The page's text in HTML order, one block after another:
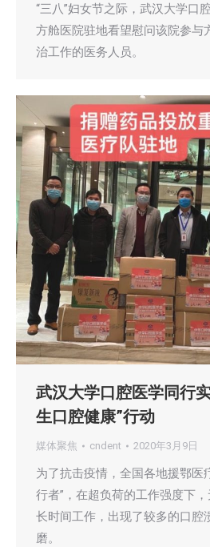
“三八”妇女节之际，武汉大学口
方舱医院驻地看望慰问该院参与
治工作的医务人员。
武汉大学口腔医学同行
生口腔健康”行动
媒体聚焦 cndent 2020年3月9日
为了抗击疫情，全国各地援鄂医
行者”，在超负荷的工作强度下
长时间工作，出现了较多的口腔
磨。